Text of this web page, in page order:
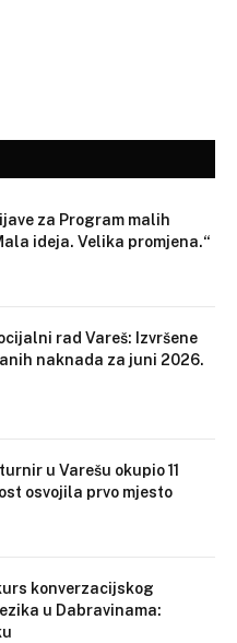
za Program malih
ideja. Velika promjena.“
rad Vareš: Izvršene
naknada za juni 2026.
u Varešu okupio 11
osvojila prvo mjesto
konverzacijskog
u Dabravinama: